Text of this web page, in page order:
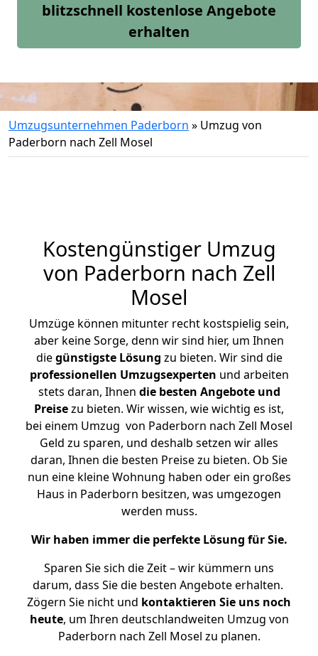
blitzschnell kostenlose Angebote
erhalten
Umzugsunternehmen Paderborn » Umzug von
Paderborn nach Zell Mosel
Kostengünstiger Umzug
von Paderborn nach Zell
Mosel
Umzüge können mitunter recht kostspielig sein,
aber keine Sorge, denn wir sind hier, um Ihnen
diegünstigste Lösung zu bieten. Wir sind die
professionellen Umzugsexperten und arbeiten
stets daran, Ihnen die besten Angebote und
Preisezu bieten. Wir wissen, wie wichtig es ist,
bei einem Umzug von Paderborn nach Zell Mosel
Geld zu sparen, und deshalb setzen wir alles
daran, Ihnen die besten Preise zu bieten. Ob Sie
nun eine kleine Wohnung haben oder ein großes
Haus in Paderborn besitzen, was umgezogen
werden muss.
Wir haben immer die perfekte Lösung für Sie.
Sparen Sie sich die Zeit – wir kümmern uns
darum, dass Sie die besten Angebote erhalten.
Zögern Sie nicht und kontaktieren Sie uns noch
heute, um Ihren deutschlandweiten Umzug von
Paderborn nach Zell Mosel zu planen.